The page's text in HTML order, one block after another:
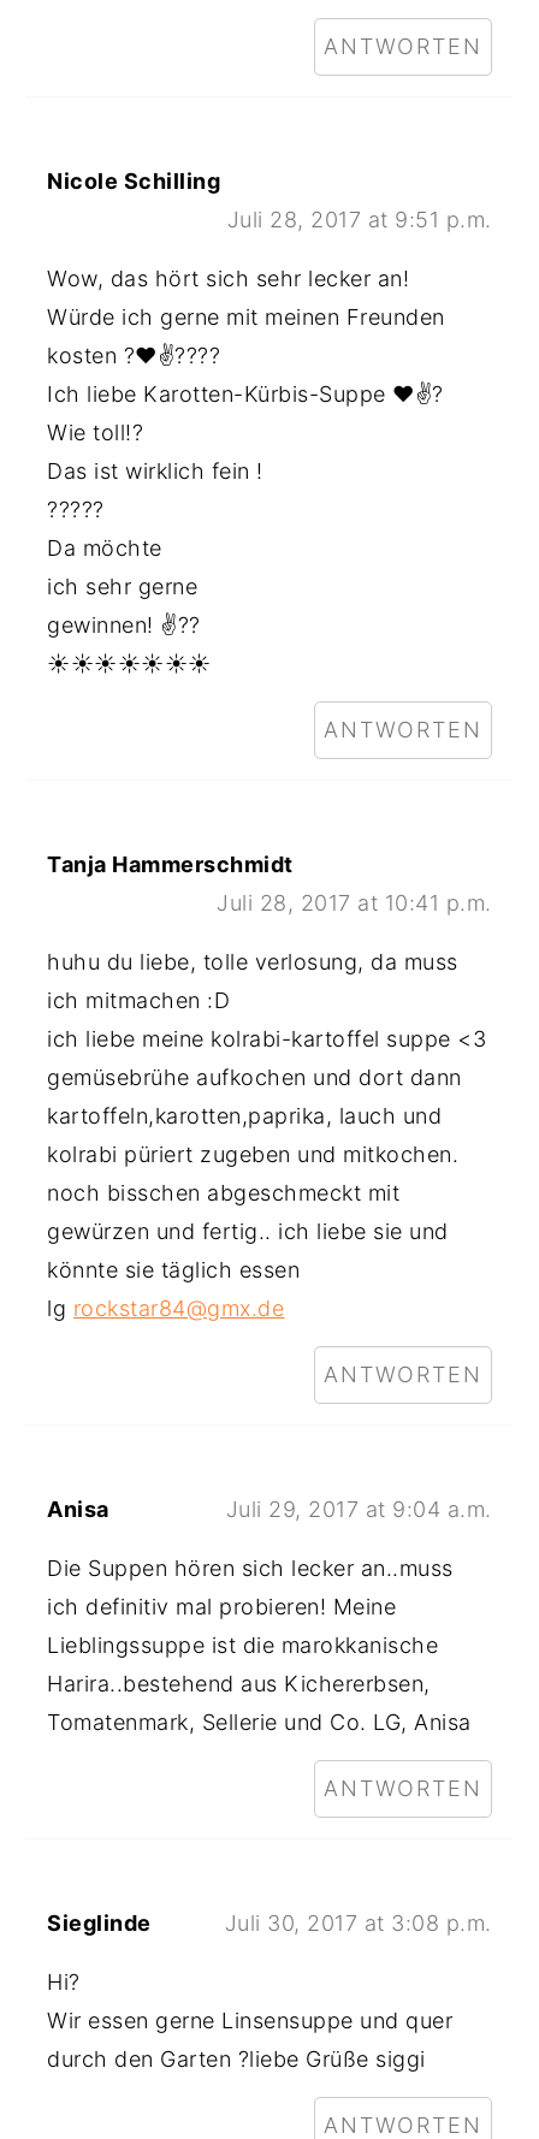
ANTWORTEN
Nicole Schilling
Juli 28, 2017 at 9:51 p.m.
Wow, das hört sich sehr lecker an!
Würde ich gerne mit meinen Freunden
kosten ?♥️✌????
Ich liebe Karotten-Kürbis-Suppe ♥️✌?
Wie toll!?
Das ist wirklich fein !
?????
Da möchte
ich sehr gerne
gewinnen! ✌??
☀️☀️☀️☀️☀️☀️☀️
ANTWORTEN
Tanja Hammerschmidt
Juli 28, 2017 at 10:41 p.m.
huhu du liebe, tolle verlosung, da muss
ich mitmachen :D
ich liebe meine kolrabi-kartoffel suppe <3
gemüsebrühe aufkochen und dort dann
kartoffeln,karotten,paprika, lauch und
kolrabi püriert zugeben und mitkochen.
noch bisschen abgeschmeckt mit
gewürzen und fertig.. ich liebe sie und
könnte sie täglich essen
lg rockstar84@gmx.de
ANTWORTEN
Anisa Juli 29, 2017 at 9:04 a.m.
Die Suppen hören sich lecker an..muss
ich definitiv mal probieren! Meine
Lieblingssuppe ist die marokkanische
Harira..bestehend aus Kichererbsen,
Tomatenmark, Sellerie und Co. LG, Anisa
ANTWORTEN
Sieglinde Juli 30, 2017 at 3:08 p.m.
Hi?
Wir essen gerne Linsensuppe und quer
durch den Garten ?liebe Grüße siggi
ANTWORTEN